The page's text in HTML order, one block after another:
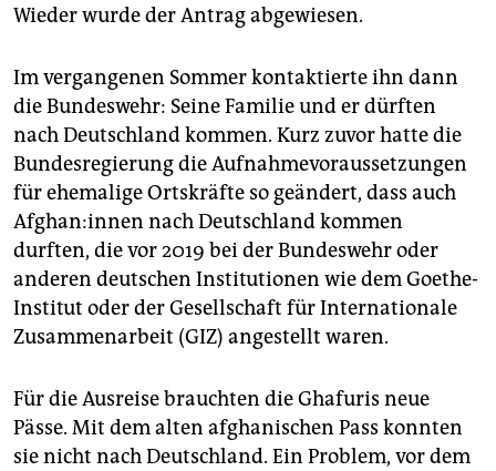
Wieder wurde der Antrag abgewiesen.
Im vergangenen Sommer kontaktierte ihn dann
die Bundeswehr: Seine Familie und er dürften
nach Deutschland kommen. Kurz zuvor hatte die
Bundesregierung die Aufnahmevoraussetzungen
für ehemalige Ortskräfte so geändert, dass auch
Af­gha­n:in­nen nach Deutschland kommen
durften, die vor 2019 bei der Bundeswehr oder
anderen deutschen Institutionen wie dem Goethe-
Institut oder der Gesellschaft für Internationale
Zusammenarbeit (GIZ) angestellt waren.
Für die Ausreise brauchten die Ghafuris neue
Pässe. Mit dem alten afghanischen Pass konnten
sie nicht nach Deutschland. Ein Problem, vor dem